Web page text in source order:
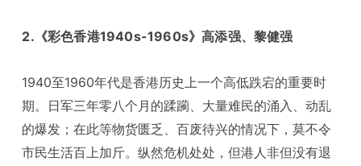
2.《彩色香港1940s-1960s》高添强、黎健强
1940至1960年代是香港历史上一个高低跌宕的重要时
期。日军三年零八个月的蹂躏、大量难民的涌入、动乱
的爆发；在此等物货匮乏、百废待兴的情况下，莫不令
市民生活百上加斤。纵然危机处处，但港人非但没有退